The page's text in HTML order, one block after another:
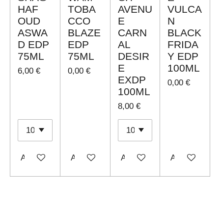
HAF
OUD
ASWA
D EDP
75ML
6,00 €
Aggiungi al carrello
TOBA
CCO
BLAZE
EDP
75ML
0,00 €
Avvisami quando disponibile
AVENU
E
CARN
AL
DESIR
E
EXDP
100ML
8,00 €
Aggiungi al carrello
VULCA
N
BLACK
FRIDA
Y EDP
100ML
0,00 €
Avvisami